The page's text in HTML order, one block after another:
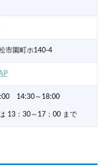
市園町ホ140-4
14:30～18:00
13：30～17：00 まで